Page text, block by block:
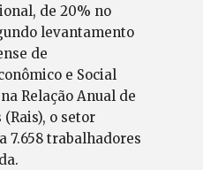
de 20% no
levantamento
de
e Social
Relação Anual de
o setor
7.658 trabalhadores